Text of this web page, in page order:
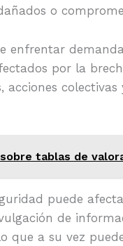
o
enfrentar
por la
tablas de
puede
de
que a su vez